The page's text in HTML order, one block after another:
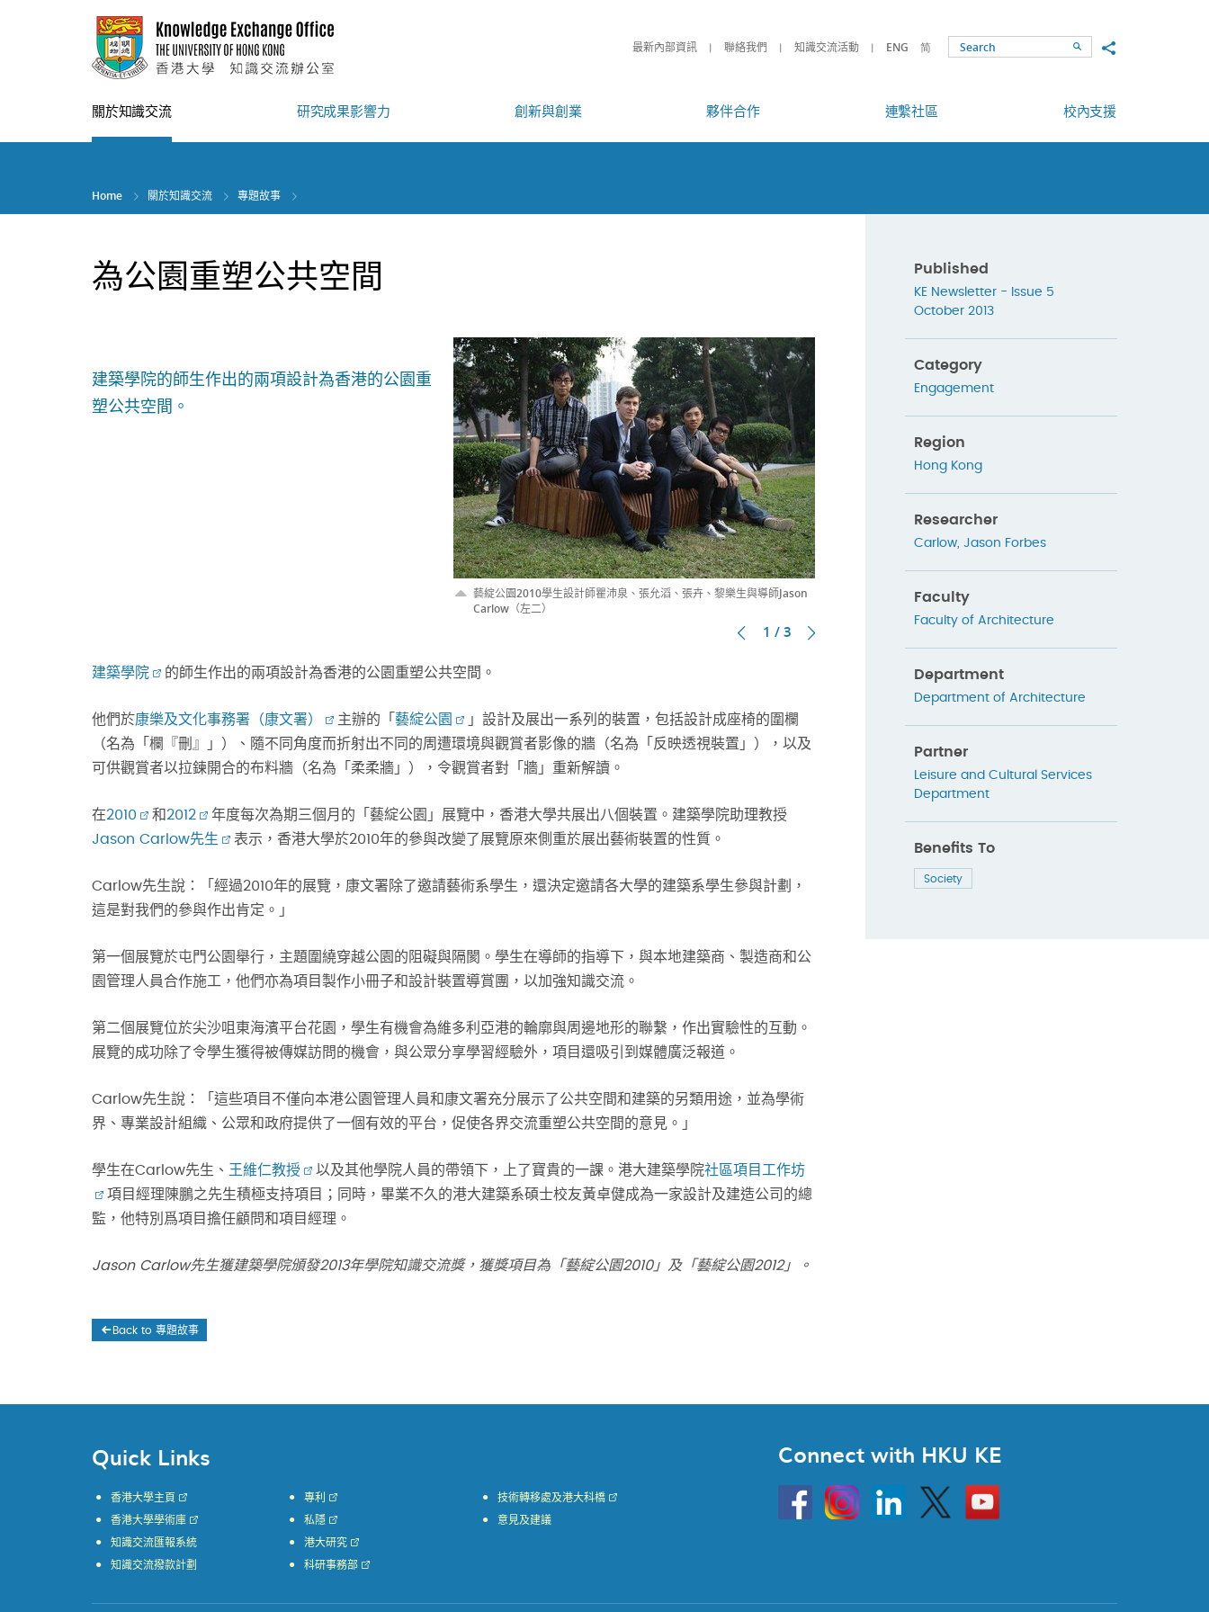
最新內部資訊 聯絡我們 知識交流活動 ENG 简 SearchShare to
關於知識交流 研究成果影響力 創新與創業 夥伴合作 連繫社區 校內支援
Home 關於知識交流 專題故事
為公園重塑公共空間
建築學院的師生作出的兩項設計為香港的公園重
塑公共空間。
藝綻公園2010學生設計師瞿沛泉、張允滔、張卉、黎樂生與導師Jason
Carlow（左二）
1 / 3
建築學院 的師生作出的兩項設計為香港的公園重塑公共空間。
他們於康樂及文化事務署（康文署） 主辦的「 藝綻公園
」設計及展出一系列的裝置，包括設計成座椅的圍欄
（名為「欄『刪』」）、隨不同角度而折射出不同的周遭環境與觀賞者影像的牆（名為「反映透視裝置」），以及
可供觀賞者以拉鍊開合的布料牆（名為「柔柔牆」），令觀賞者對「牆」重新解讀。
在2010 和 2012
年度每次為期三個月的「藝綻公園」展覽中，香港大學共展出八個裝置。建築學院助理教授
Jason Carlow先生
表示，香港大學於2010年的參與改變了展覽原來側重於展出藝術裝置的性質。
Carlow先生說：「經過2010年的展覽，康文署除了邀請藝術系學生，還決定邀請各大學的建築系學生參與計劃，
這是對我們的參與作出肯定。」
第一個展覽於屯門公園舉行，主題圍繞穿越公園的阻礙與隔閡。學生在導師的指導下，與本地建築商、製造商和公
園管理人員合作施工，他們亦為項目製作小冊子和設計裝置導賞團，以加強知識交流。
第二個展覽位於尖沙咀東海濱平台花園，學生有機會為維多利亞港的輪廓與周邊地形的聯繫，作出實驗性的互動。
展覽的成功除了令學生獲得被傳媒訪問的機會，與公眾分享學習經驗外，項目還吸引到媒體廣泛報道。
Carlow先生說：「這些項目不僅向本港公園管理人員和康文署充分展示了公共空間和建築的另類用途，並為學術
界、專業設計組織、公眾和政府提供了一個有效的平台，促使各界交流重塑公共空間的意見。」
學生在Carlow先生、 王維仁教授 以及其他學院人員的帶領下，上了寶貴的一課。港大建築學院社區項目工作坊
項目經理陳鵬之先生積極支持項目；同時，畢業不久的港大建築系碩士校友黃卓健成為一家設計及建造公司的總
監，他特別爲項目擔任顧問和項目經理。
Jason Carlow先生獲建築學院頒發2013年學院知識交流獎，獲獎項目為「藝綻公園2010」及「藝綻公園2012」。
Back to 專題故事
Published
KE Newsletter - Issue 5
October 2013
Category
Engagement
Region
Hong Kong
Researcher
Carlow, Jason Forbes
Faculty
Faculty of Architecture
Department
Department of Architecture
Partner
Leisure and Cultural Services
Department
Benefits To
Society
Quick Links
香港大學主頁
香港大學學術庫
知識交流匯報系統
知識交流撥款計劃
專利
私隱
港大研究
科研事務部
技術轉移處及港大科橋
意見及建議
Connect with HKU KE
HKU
InstagramLinkedin Twitter
Go
to
HKU